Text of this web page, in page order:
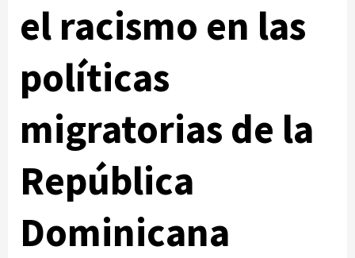
el racismo en las
políticas
migratorias de la
República
Dominicana